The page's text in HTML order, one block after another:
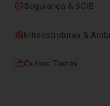
Segurança & SCIE
Infraestruturas &
Outros Temas